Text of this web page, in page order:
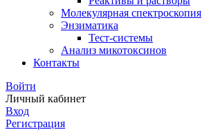
Молекулярная спектроскопия
Энзиматика
Тест-системы
Анализ микотоксинов
Контакты
Войти
Личный кабинет
Вход
Регистрация